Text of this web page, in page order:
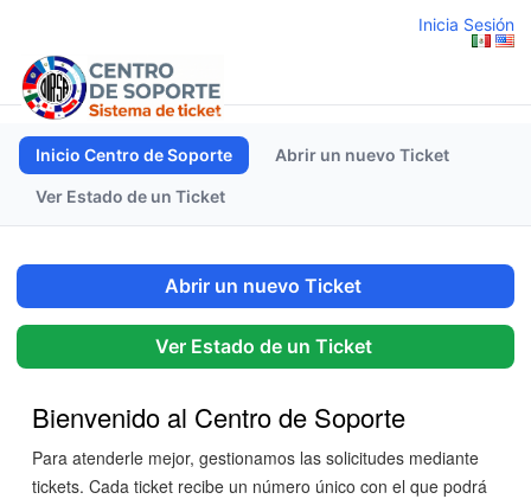
Inicia Sesión
Inicio Centro de Soporte Abrir un nuevo Ticket
Ver Estado de un Ticket
Abrir un nuevo Ticket
Ver Estado de un Ticket
Bienvenido al Centro de Soporte
Para atenderle mejor, gestionamos las solicitudes mediante
tickets. Cada ticket recibe un número único con el que podrá